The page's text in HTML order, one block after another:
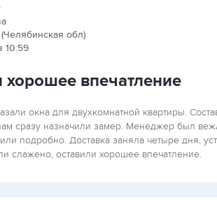
обл)
10:59
хорошее впечатление
окна для двухкомнатной квартиры.
сразу назначили замер. Менеджер был
подробно. Доставка заняла четыре дня,
слажено, оставили хорошее впечатление.